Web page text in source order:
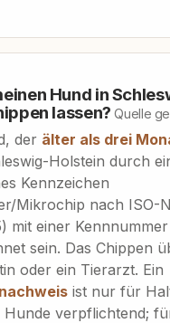
Hund in
lassen?Quelle
der älter als drei
Holstein durch
Kennzeichen
Mikrochip nach ISO-
mit einer Kennnummer
sein. Das Chippen
oder ein Tierarzt. Ein
ist nur für
verpflichtend;